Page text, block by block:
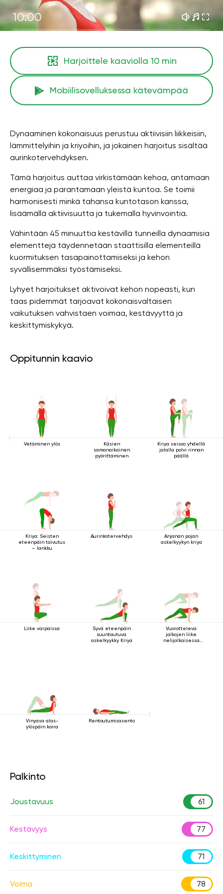
10:00
Harjoittele kaaviolla 10 min
Mobiilisovelluksessa kätevämpää
Dynaaminen kokonaisuus perustuu aktiivisiin liikkeisiin,
lämmittelyihin ja kriyoihin, ja jokainen harjoitus sisältää
aurinkotervehdyksen.
Tämä harjoitus auttaa virkistämään kehoa, antamaan
energiaa ja parantamaan yleistä kuntoa. Se toimii
harmonisesti minkä tahansa kuntotason kanssa,
lisäämällä aktiivisuutta ja tukemalla hyvinvointia.
Vähintään 45 minuuttia kestävillä tunneilla dynaamisia
elementtejä täydennetään staattisilla elementeillä
kuormituksen tasapainottamiseksi ja kehon
syvällisemmäksi työstämiseksi.
Lyhyet harjoitukset aktivoivat kehon nopeasti, kun
taas pidemmät tarjoavat kokonaisvaltaisen
vaikutuksen vahvistaen voimaa, kestävyyttä ja
keskittymiskykyä.
Oppitunnin kaavio
Vetäminen ylös
Käsien
samanaikainen
pyörittäminen
Kriya seisoo yhdellä
jalalla polvi rinnan
päällä
Kriya: Seisten
eteenpäin taivutus
– lankku
Aurinkotervehdys
Anjanan pojan
askelkyykyn kriya
Liike varpaissa
Syvä eteenpäin
suuntautuva
askelkyykky Kriya
Vuorotteleva
jalkojen liike
nelijalkaisessa
Vinyasa alas-
ylöspäin koira
Rentoutumisasento
Palkinto
Joustavuus 61
Kestävyys 77
Keskittyminen 71
Voima 78